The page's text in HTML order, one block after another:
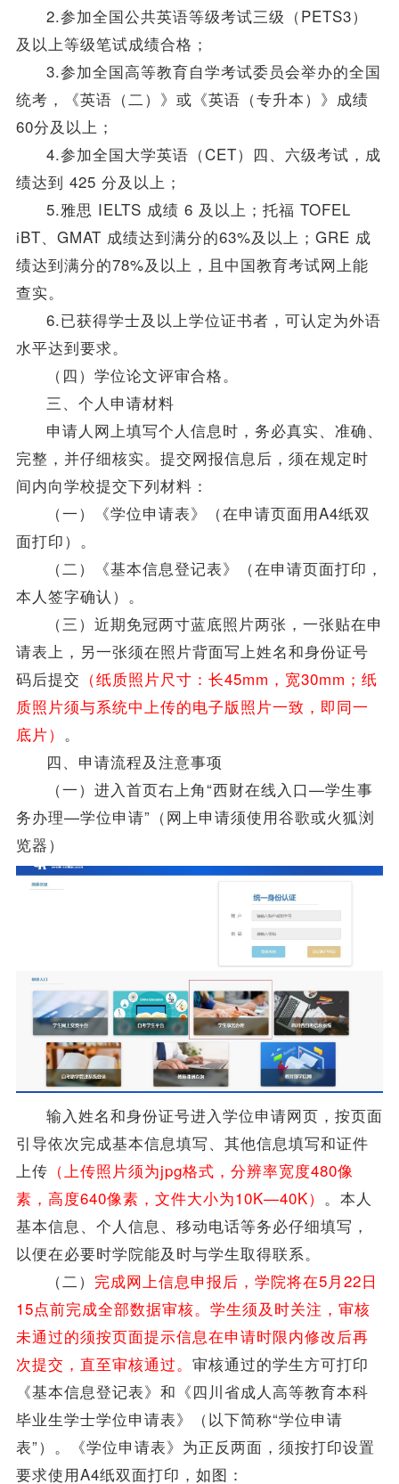
2.参加全国公共英语等级考试三级（PETS3）
及以上等级笔试成绩合格；
3.参加全国高等教育自学考试委员会举办的全国
统考，《英语（二）》或《英语（专升本）》成绩
60分及以上；
4.参加全国大学英语（CET）四、六级考试，成
绩达到 425 分及以上；
5.雅思 IELTS 成绩 6 及以上；托福 TOFEL
iBT、GMAT 成绩达到满分的63%及以上；GRE 成
绩达到满分的78%及以上，且中国教育考试网上能
查实。
6.已获得学士及以上学位证书者，可认定为外语
水平达到要求。
（四） 学位论文评审合格。
三、个人申请材料
申请人网上填写个人信息时，务必真实、准确、
完整，并仔细核实。提交网报信息后，须在规定时
间内向学校提交下列材料：
（一）《学位申请表》（在申请页面用A4纸双
面打印）。
（二）《基本信息登记表》（在申请页面打印，
本人签字确认）。
（三）近期免冠两寸蓝底照片两张，一张贴在申
请表上，另一张须在照片背面写上姓名和身份证号
码后提交 （纸质照片尺寸：长45mm，宽30mm；纸
质照片须与系统中上传的电子版照片一致，即同一
底片） 。
四、申请流程及注意事项
（一）进入首页右上角“西财在线入口—学生事
务办理—学位申请”（网上申请须使用谷歌或火狐浏
览器）
输入姓名和身份证号进入 学位申请网页，按页面
引导依次完成基本信息填写、其他信息填写和证件
上传 （上传照片须为jpg格式，分辨率宽度480像
素，高度640像素，文件大小为10K—40K） 。 本人
基本信息、个人信息、移动电话等务必仔细填写，
以便在必要时学院能及时与学生取得联系。
（二） 完成网上信息申报后，学院将在5月22日
15点前完成全部数据审核。学生须及时关注，审核
未通过的须按页面提示信息在申请时限内修改后再
次提交，直至审核通过。 审核通过的学生方可打印
《基本信息登记表》和《四川省成人高等教育本科
毕业生学士学位申请表》（以下简称“学位申请
表”）。《学位申请表》为正反两面，须按打印设置
要求使用A4纸双面打印，如图：